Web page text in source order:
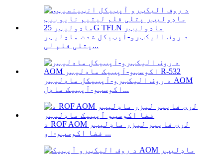
د روف الیکټرو-آپټیکل شدت ماډلیټر
پتلی فلم لی...
د روف الیکټرو-آپټیکل ماډلیټر AOM
اکوسټو-آپټیک ماډل...
د ROF AOM لړۍ فایبر لیزر ماډلیټر
فضا اکوسټو-او ...